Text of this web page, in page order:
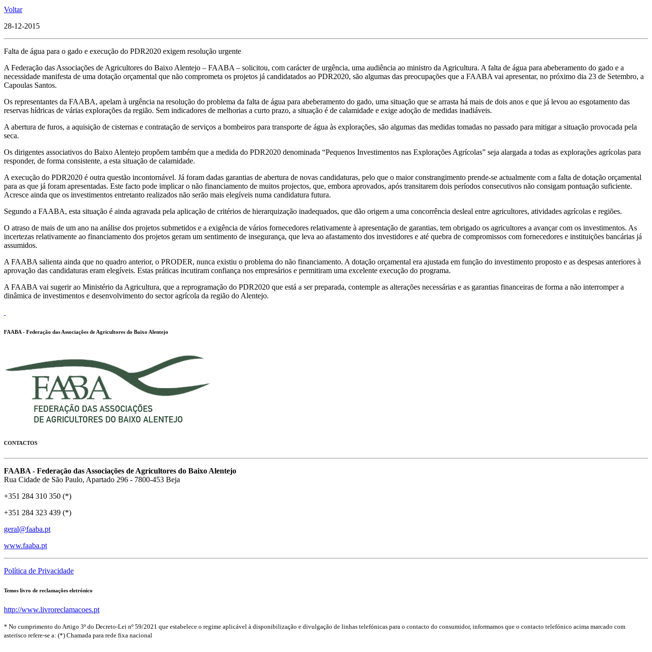
Voltar
28-12-2015
Falta de água para o gado e execução do PDR2020 exigem resolução urgente
A Federação das Associações de Agricultores do Baixo Alentejo – FAABA – solicitou, com carácter de urgência, uma audiência ao ministro da Agricultura. A falta de água para abeberamento do gado e a
necessidade manifesta de uma dotação orçamental que não comprometa os projetos já candidatados ao PDR2020, são algumas das preocupações que a FAABA vai apresentar, no próximo dia 23 de Setembro, a
Capoulas Santos.
Os representantes da FAABA, apelam à urgência na resolução do problema da falta de água para abeberamento do gado, uma situação que se arrasta há mais de dois anos e que já levou ao esgotamento das
reservas hídricas de várias explorações da região. Sem indicadores de melhorias a curto prazo, a situação é de calamidade e exige adoção de medidas inadiáveis.
A abertura de furos, a aquisição de cisternas e contratação de serviços a bombeiros para transporte de água às explorações, são algumas das medidas tomadas no passado para mitigar a situação provocada pela
seca.
Os dirigentes associativos do Baixo Alentejo propõem também que a medida do PDR2020 denominada “Pequenos Investimentos nas Explorações Agrícolas” seja alargada a todas as explorações agrícolas para
responder, de forma consistente, a esta situação de calamidade.
A execução do PDR2020 é outra questão incontornável. Já foram dadas garantias de abertura de novas candidaturas, pelo que o maior constrangimento prende-se actualmente com a falta de dotação orçamental
para as que já foram apresentadas. Este facto pode implicar o não financiamento de muitos projectos, que, embora aprovados, após transitarem dois períodos consecutivos não consigam pontuação suficiente.
Acresce ainda que os investimentos entretanto realizados não serão mais elegíveis numa candidatura futura.
Segundo a FAABA, esta situação é ainda agravada pela aplicação de critérios de hierarquização inadequados, que dão origem a uma concorrência desleal entre agricultores, atividades agrícolas e regiões.
O atraso de mais de um ano na análise dos projetos submetidos e a exigência de vários fornecedores relativamente à apresentação de garantias, tem obrigado os agricultores a avançar com os investimentos. As
incertezas relativamente ao financiamento dos projetos geram um sentimento de insegurança, que leva ao afastamento dos investidores e até quebra de compromissos com fornecedores e instituições bancárias já
assumidos.
A FAABA salienta ainda que no quadro anterior, o PRODER, nunca existiu o problema do não financiamento. A dotação orçamental era ajustada em função do investimento proposto e as despesas anteriores à
aprovação das candidaturas eram elegíveis. Estas práticas incutiram confiança nos empresários e permitiram uma excelente execução do programa.
A FAABA vai sugerir ao Ministério da Agricultura, que a reprogramação do PDR2020 que está a ser preparada, contemple as alterações necessárias e as garantias financeiras de forma a não interromper a
dinâmica de investimentos e desenvolvimento do sector agrícola da região do Alentejo.
FAABA - Federação das Associações de Agricultores do Baixo Alentejo
CONTACTOS
FAABA - Federação das Associações de Agricultores do Baixo Alentejo
Rua Cidade de São Paulo, Apartado 296 - 7800-453 Beja
+351 284 310 350 (*)
+351 284 323 439 (*)
geral@faaba.pt
www.faaba.pt
Política de Privacidade
Temos livro de reclamações eletrónico
http://www.livroreclamacoes.pt
* No cumprimento do Artigo 3º do Decreto-Lei nº 59/2021 que estabelece o regime aplicável à disponibilização e divulgação de linhas telefónicas para o contacto do consumidor, informamos que o contacto telefónico acima marcado com
asterisco refere-se a: (*) Chamada para rede fixa nacional